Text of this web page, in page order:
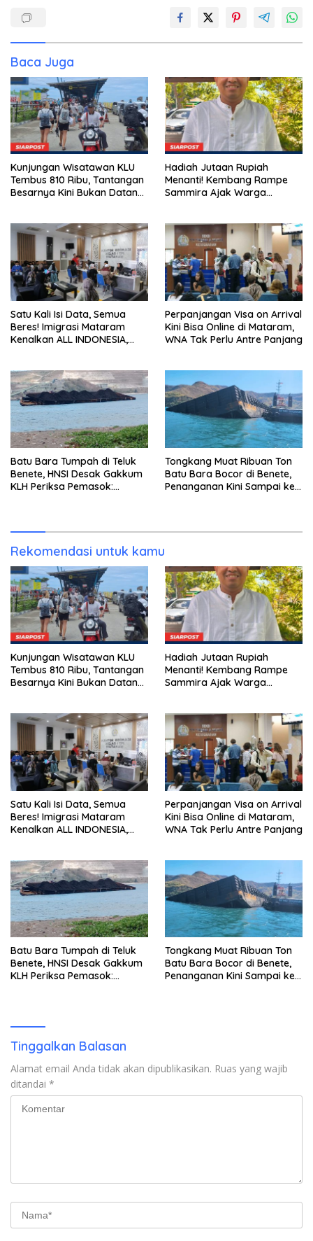
Baca Juga
Kunjungan Wisatawan KLU
Tembus 810 Ribu, Tantangan
Besarnya Kini Bukan Datang,
Hadiah Jutaan Rupiah
Menanti! Kembang Rampe
Sammira Ajak Warga
Satu Kali Isi Data, Semua
Beres! Imigrasi Mataram
Kenalkan ALL INDONESIA,
Internasional
Perpanjangan Visa on Arrival
Kini Bisa Online di Mataram,
WNA Tak Perlu Antre Panjang
Batu Bara Tumpah di Teluk
Benete, HNSI Desak Gakkum
KLH Periksa Pemasok:
Tongkang Muat Ribuan Ton
Batu Bara Bocor di Benete,
Penanganan Kini Sampai ke
Rekomendasi untuk kamu
Kunjungan Wisatawan KLU
Tembus 810 Ribu, Tantangan
Besarnya Kini Bukan Datang,
Hadiah Jutaan Rupiah
Menanti! Kembang Rampe
Sammira Ajak Warga
Satu Kali Isi Data, Semua
Beres! Imigrasi Mataram
Kenalkan ALL INDONESIA,
Internasional
Perpanjangan Visa on Arrival
Kini Bisa Online di Mataram,
WNA Tak Perlu Antre Panjang
Batu Bara Tumpah di Teluk
Benete, HNSI Desak Gakkum
KLH Periksa Pemasok:
Tongkang Muat Ribuan Ton
Batu Bara Bocor di Benete,
Penanganan Kini Sampai ke
Tinggalkan Balasan
Alamat email Anda tidak akan dipublikasikan. Ruas yang wajib
ditandai *